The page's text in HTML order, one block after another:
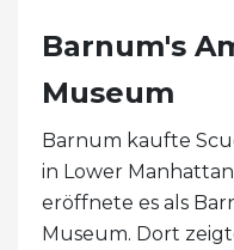
Barnum's
Museum
Barnum kaufte
in Lower Manhattan
eröffnete es als
Museum. Dort